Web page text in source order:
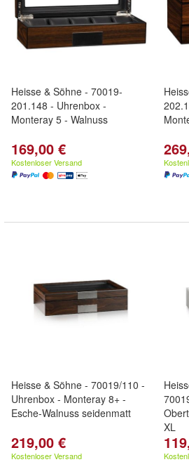
Heisse & Söhne - 70019-
201.148 - Uhrenbox -
Monteray 5 - Walnuss
169,00 €
Kostenloser Versand
Heisse & Söhne - 70019/110 -
Uhrenbox - Monteray 8+ -
Esche-Walnuss seidenmatt
219,00 €
Kostenloser Versand
XL